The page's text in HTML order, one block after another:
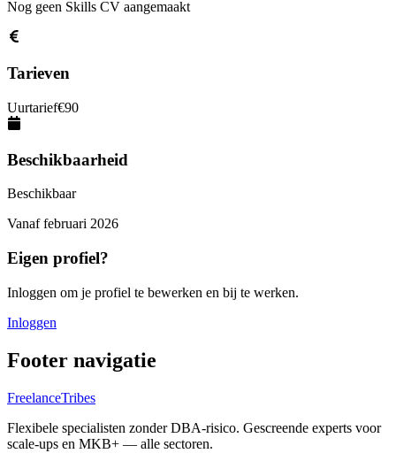
Nog geen Skills CV aangemaakt
Tarieven
Uurtarief€90
Beschikbaarheid
Beschikbaar
Vanaf februari 2026
Eigen profiel?
Inloggen om je profiel te bewerken en bij te werken.
Inloggen
Footer navigatie
FreelanceTribes
Flexibele specialisten zonder DBA-risico. Gescreende experts voor
scale-ups en MKB+ — alle sectoren.